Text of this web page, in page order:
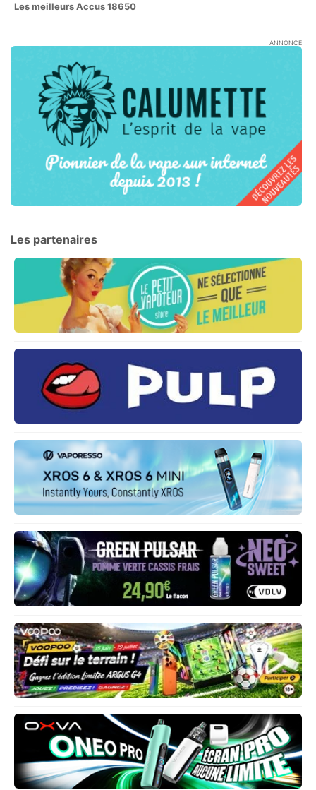
Les meilleurs Accus 18650
ANNONCE
Les partenaires